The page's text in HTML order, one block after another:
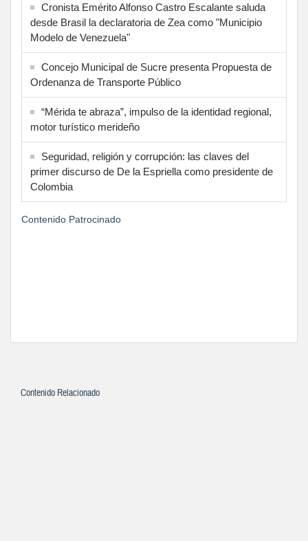
Cronista Emérito Alfonso Castro Escalante saluda
desde Brasil la declaratoria de Zea como "Municipio
Modelo de Venezuela"
Concejo Municipal de Sucre presenta Propuesta de
Ordenanza de Transporte Público
“Mérida te abraza”, impulso de la identidad regional,
motor turístico merideño
Seguridad, religión y corrupción: las claves del
primer discurso de De la Espriella como presidente de
Colombia
Contenido Patrocinado
Contenido Relacionado